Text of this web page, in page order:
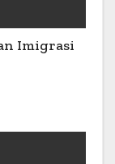
Imigrasi